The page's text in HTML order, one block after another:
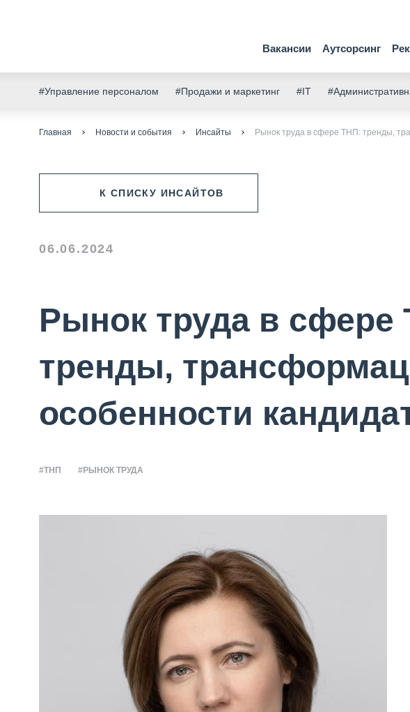
Вакансии Аутсорсинг
#Управление персоналом #Продажи и маркетинг #IT
Главная Новости и события Инсайты Рынок труда в сфере ТНП: тренды,
К СПИСКУ ИНСАЙТОВ
06.06.2024
Рынок труда в сфере
тренды,
особенности
#ТНП #РЫНОК ТРУДА